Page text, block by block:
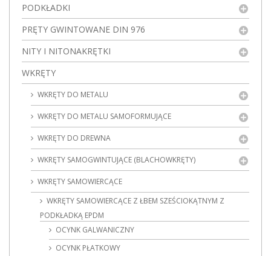
PODKŁADKI
PRĘTY GWINTOWANE DIN 976
NITY I NITONAKRĘTKI
WKRĘTY
WKRĘTY DO METALU
WKRĘTY DO METALU SAMOFORMUJĄCE
WKRĘTY DO DREWNA
WKRĘTY SAMOGWINTUJĄCE (BLACHOWKRĘTY)
WKRĘTY SAMOWIERCĄCE
WKRĘTY SAMOWIERCĄCE Z ŁBEM SZEŚCIOKĄTNYM Z
PODKŁADKĄ EPDM
OCYNK GALWANICZNY
OCYNK PŁATKOWY